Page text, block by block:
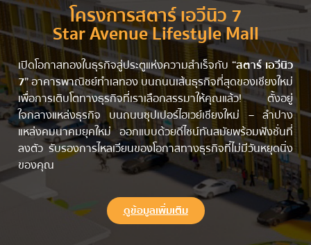
โครงการสตาร์ เอวีนิว 7
Star Avenue Lifestyle Mall
เปิดโอกาสทองในธุรกิจสู่ประตูแห่งความสำเร็จกับ “สตาร์ เอวีนิว
7”อาคารพาณิชย์ทำเลทอง บนถนนเส้นธุรกิจที่สุดของเชียงใหม่
เพื่อการเติบโตทางธุรกิจที่เราเลือกสรรมาให้คุณแล้ว! ตั้งอยู่
ใจกลางแหล่งธุรกิจ บนถนนซุปเปอร์ไฮเวย์เชียงใหม่ – ลำปาง
แหล่งคมนาคมยุคใหม่ ออกแบบด้วยดีไซน์ทันสมัยพร้อมฟังชั่นที่
ลงตัว รับรองการไหลเวียนของโอกาสทางธุรกิจที่ไม่มีวันหยุดนิ่ง
ของคุณ
ดูข้อมูลเพิ่มเติม